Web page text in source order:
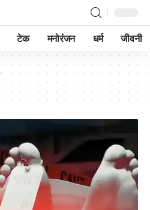
टेक मनोरंजन धर्म जीवनी